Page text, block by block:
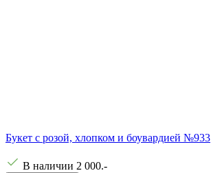
Букет с розой, хлопком и боувардией №933
В наличии 2 000.-